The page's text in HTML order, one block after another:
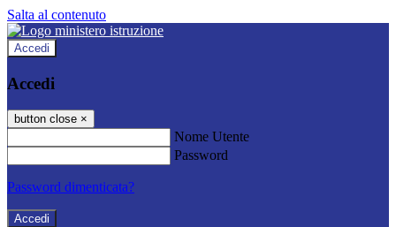
Salta al contenuto
Accedi
Accedi
button close ×
Nome Utente
Password
Password dimenticata?